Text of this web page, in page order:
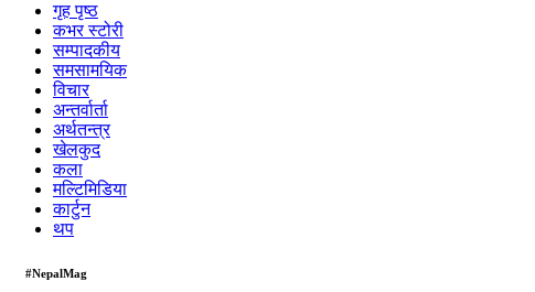
गृह पृष्ठ
कभर स्टोरी
सम्पादकीय
समसामयिक
विचार
अन्तर्वार्ता
अर्थतन्त्र
खेलकुद
कला
मल्टिमिडिया
कार्टुन
थप
#NepalMag